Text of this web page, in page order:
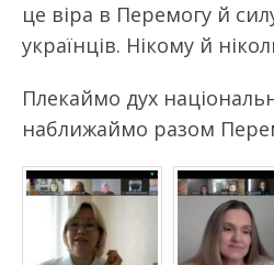
це віра в Перемогу й
українців. Нікому й
Плекаймо дух
наближаймо разом